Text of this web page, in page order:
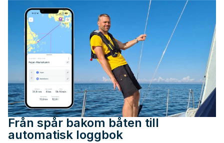
Från spår bakom båten till
automatisk loggbok